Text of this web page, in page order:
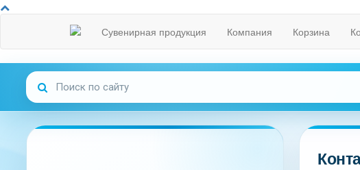
Сувенирная продукция Компания Корзина